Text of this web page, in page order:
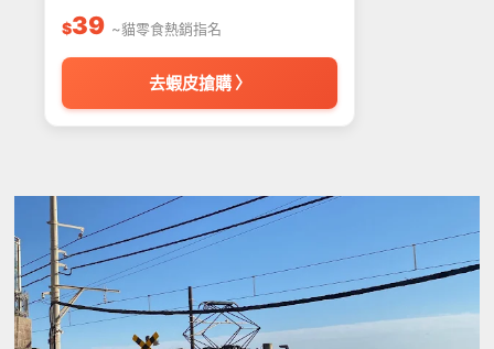
$39 ~貓零食熱銷指名
去蝦皮搶購 〉